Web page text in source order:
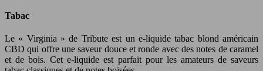
Tabac
Le « Virginia » de Tribute est un e-liquide tabac blond américain
CBD qui offre une saveur douce et ronde avec des notes de caramel
et de bois. Cet e-liquide est parfait pour les amateurs de saveurs